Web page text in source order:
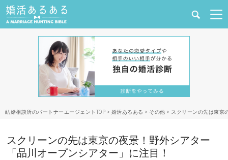
婚活と結婚
恋愛の悩み
合コン・街コン
結婚相談所のパートナーエージェントTOP > 婚活あるある > その他 > スクリーンの先は東京
スクリーンの先は東京の夜景！野外シアター
「品川オープンシアター」に注目！